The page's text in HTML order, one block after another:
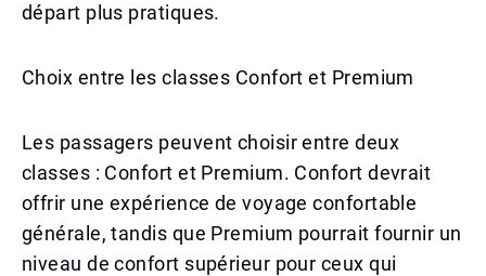
départ plus pratiques.
Choix entre les classes Confort et Premium
Les passagers peuvent choisir entre deux
classes : Confort et Premium. Confort devrait
offrir une expérience de voyage confortable
générale, tandis que Premium pourrait fournir un
niveau de confort supérieur pour ceux qui